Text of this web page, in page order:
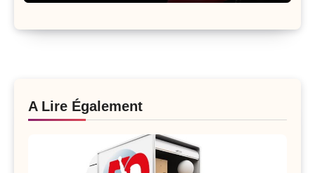
A Lire Également